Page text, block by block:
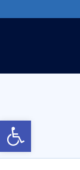
Otwórz pasek narzędzi